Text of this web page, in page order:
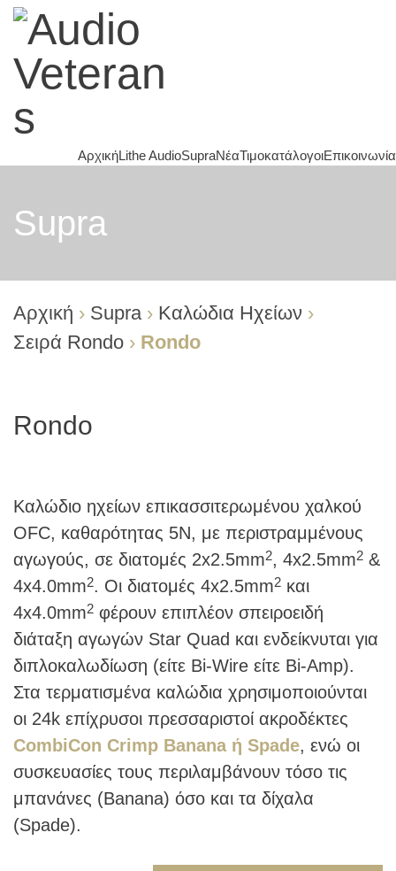
ΑρχικήLithe AudioSupraΝέαΤιμοκατάλογοιΕπικοινωνία
Supra
Αρχική › Supra› Καλώδια Ηχείων ›
Σειρά Rondo › Rondo
Rondo
Καλώδιο ηχείων επικασσιτερωμένου χαλκού
OFC, καθαρότητας 5Ν, με περιστραμμένους
αγωγούς, σε διατομές 2x2.5mm2, 4x2.5mm2 &
4x4.0mm2. Οι διατομές 4x2.5mm2 και
4x4.0mm2 φέρουν επιπλέον σπειροειδή
διάταξη αγωγών Star Quad και ενδείκνυται για
διπλοκαλωδίωση (είτε Bi-Wire είτε Bi-Amp).
Στα τερματισμένα καλώδια χρησιμοποιούνται
οι 24k επίχρυσοι πρεσσαριστοί ακροδέκτες
CombiCon Crimp Banana ή Spade, ενώ οι
συσκευασίες τους περιλαμβάνουν τόσο τις
μπανάνες (Banana) όσο και τα δίχαλα
(Spade).